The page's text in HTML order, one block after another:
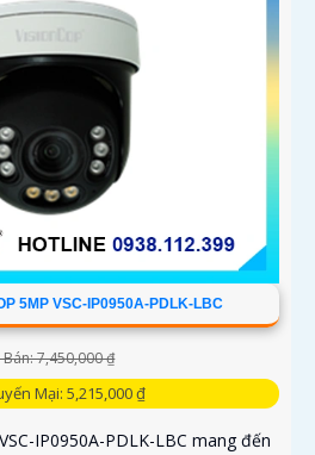
5MP VSC-IP0950A-PDLK-LBC
Bán: 7,450,000 ₫
Mại: 5,215,000 ₫
IP0950A-PDLK-LBC mang đến